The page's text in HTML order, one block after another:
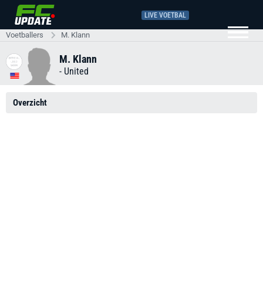
LIVE VOETBAL
Voetballers M. Klann
M. Klann
- United
Overzicht